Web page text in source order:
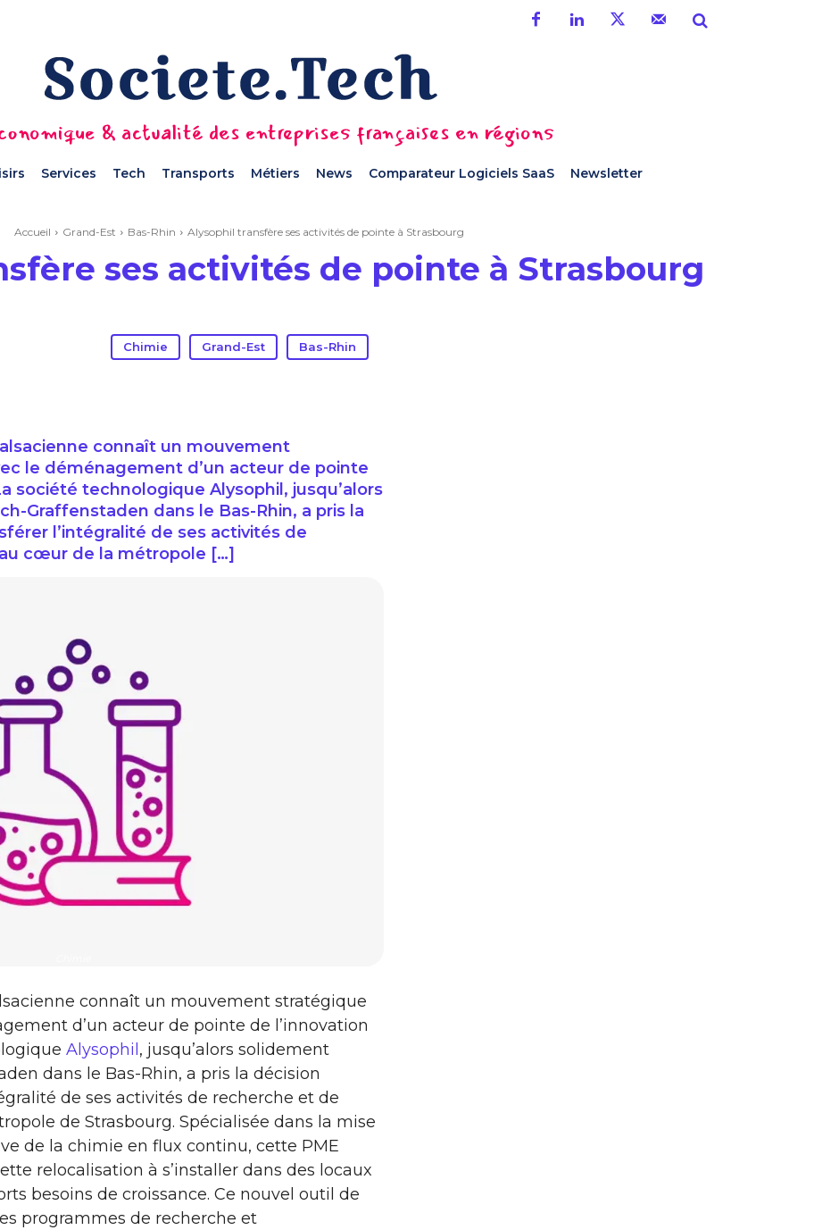
& actualité des entreprises françaises en régions
Services Tech Transports Métiers News Comparateur Logiciels SaaS Newsletter
Accueil Grand-Est Bas-Rhin Alysophil transfère ses activités de pointe à Strasbourg
ses activités de pointe à Strasbourg
Chimie Grand-Est Bas-Rhin
connaît un mouvement
le déménagement d’un acteur de pointe
société technologique Alysophil, jusqu’alors
Graffenstaden dans le Bas-Rhin, a pris la
l’intégralité de ses activités de
cœur de la métropole […]
connaît un mouvement stratégique
d’un acteur de pointe de l’innovation
Alysophil , jusqu’alors solidement
dans le Bas-Rhin, a pris la décision
de ses activités de recherche et de
de Strasbourg. Spécialisée dans la mise
de la chimie en flux continu, cette PME
relocalisation à s’installer dans des locaux
besoins de croissance. Ce nouvel outil de
programmes de recherche et